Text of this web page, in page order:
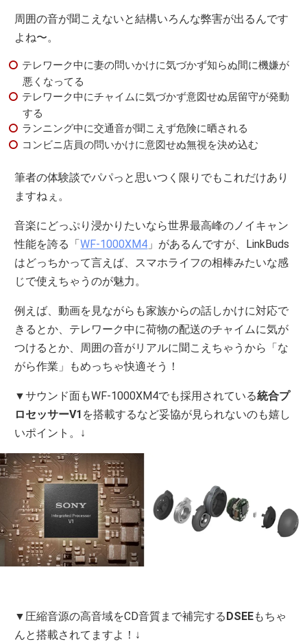
周囲の音が聞こえないと結構いろんな弊害が出るんです
よね〜。
テレワーク中に妻の問いかけに気づかず知らぬ間に機嫌が
悪くなってる
テレワーク中にチャイムに気づかず意図せぬ居留守が発動
する
ランニング中に交通音が聞こえず危険に晒される
コンビニ店員の問いかけに意図せぬ無視を決め込む
筆者の体験談でパパっと思いつく限りでもこれだけあり
ますねぇ。
音楽にどっぷり浸かりたいなら世界最高峰のノイキャン
性能を誇る「WF-1000XM4 」があるんですが、LinkBuds
はどっちかって言えば、スマホライフの相棒みたいな感
じで使えちゃうのが魅力。
例えば、動画を見ながらも家族からの話しかけに対応で
きるとか、テレワーク中に荷物の配送のチャイムに気が
つけるとか、周囲の音がリアルに聞こえちゃうから「な
がら作業」もめっちゃ快適そう！
▼サウンド面もWF-1000XM4でも採用されている統合プ
ロセッサーV1 を搭載するなど妥協が見られないのも嬉し
いポイント。↓
▼圧縮音源の高音域をCD音質まで補完するDSEEもちゃ
んと搭載されてますよ！↓